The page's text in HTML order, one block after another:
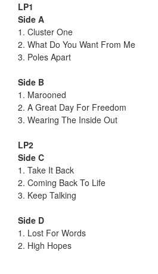
LP1
Side A
1. Cluster One
2. What Do You Want From Me
3. Poles Apart
Side B
1. Marooned
2. A Great Day For Freedom
3. Wearing The Inside Out
LP2
Side C
1. Take It Back
2. Coming Back To Life
3. Keep Talking
Side D
1. Lost For Words
2. High Hopes